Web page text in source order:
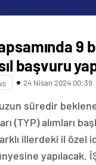
9
başvuru
24 Nisan 2024 00:39
süredir
(TYP) alımları
illerdeki il özel
yapılacak.